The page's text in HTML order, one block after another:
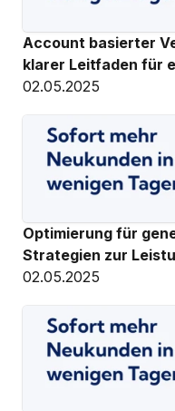
Account basierter
klarer Leitfaden für
02.05.2025
Optimierung für
Strategien zur
02.05.2025